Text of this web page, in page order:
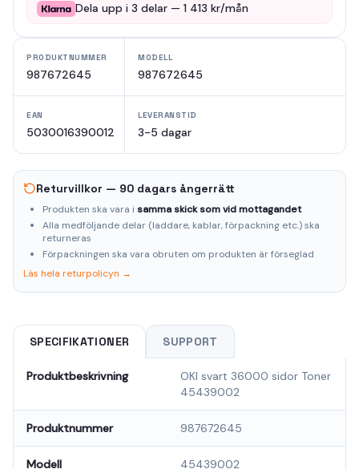
Dela upp i 3 delar — 1 413 kr/mån
PRODUKTNUMMER
987672645
MODELL
987672645
EAN
5030016390012
LEVERANSTID
3-5 dagar
Returvillkor — 90 dagars ångerrätt
Produkten ska vara i samma skick som vid mottagandet
Alla medföljande delar (laddare, kablar, förpackning etc.) ska
returneras
Förpackningen ska vara obruten om produkten är förseglad
Läs hela returpolicyn →
SPECIFIKATIONER SUPPORT
Produktbeskrivning
OKI svart 36000 sidor Toner
45439002
Produktnummer 987672645
Modell 45439002